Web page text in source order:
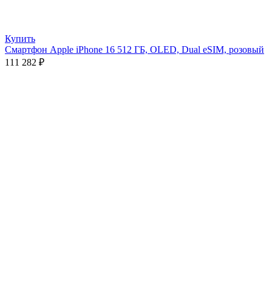
Купить
Смартфон Apple iPhone 16 512 ГБ, OLED, Dual eSIM, розовый
111 282 ₽